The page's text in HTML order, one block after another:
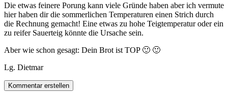
Die etwas feinere Porung kann viele Gründe haben aber ich vermute
hier haben dir die sommerlichen Temperaturen einen Strich durch
die Rechnung gemacht! Eine etwas zu hohe Teigtemperatur oder ein
zu reifer Sauerteig könnte die Ursache sein.
Aber wie schon gesagt: Dein Brot ist TOP 🙂 🙂
Lg. Dietmar
Kommentar erstellen